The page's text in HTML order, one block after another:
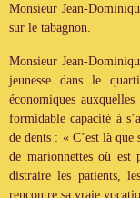
Monsieur Jean-
sur le tabagnon.
Monsieur Jean-
jeunesse dans le
économiques
formidable capacité à
de dents : « C’est là
de marionnettes où est
distraire les patients,
rencontre sa vraie